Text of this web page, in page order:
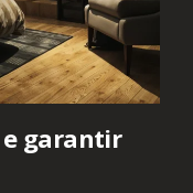
e garantir